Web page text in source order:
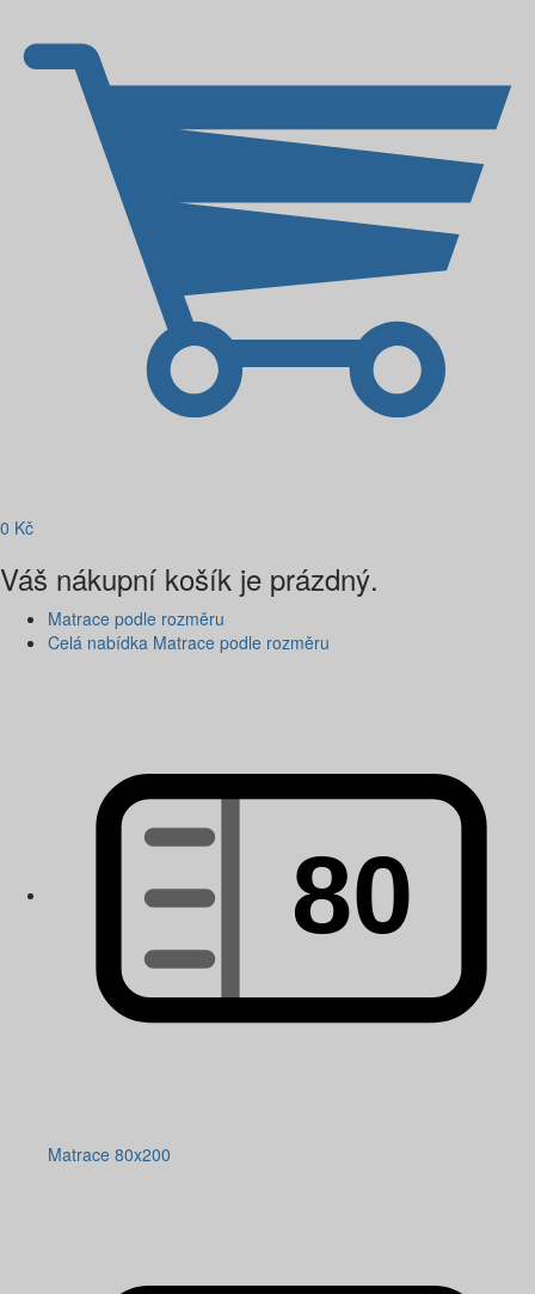
0 Kč
Váš nákupní košík je prázdný.
Matrace podle rozměru
Celá nabídka Matrace podle rozměru
Matrace 80x200